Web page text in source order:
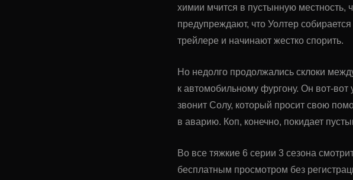
химии мчится в пустынную
предупреждают, что Уолтер
трейлере и начинают жестко спорить.
Но недолго продолжались склоки
к автомобильному фургону. Он вот-
звонит Солу, который просит свою
в аварию. Коп, конечно, покидает
Во все тяжкие 6 серии 3 сезона
бесплатным просмотром без